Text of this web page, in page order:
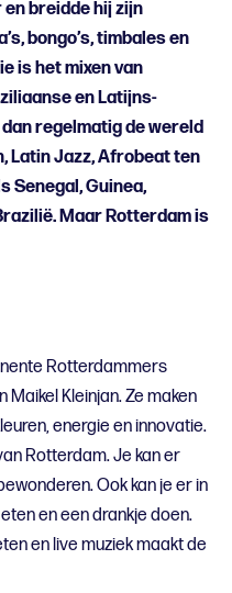
en breidde hij zijn
bongo’s, timbales en
is het mixen van
en Latijns-
regelmatig de wereld
Latin Jazz, Afrobeat ten
Senegal, Guinea,
Maar Rotterdam is
Rotterdammers
Maikel Kleinjan. Ze maken
energie en innovatie.
Rotterdam. Je kan er
Ook kan je er in
en een drankje doen.
en live muziek maakt de